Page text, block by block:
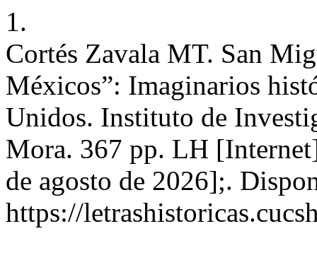
1.
Cortés Zavala MT. San
Méxicos”: Imaginarios
Unidos. Instituto de
Mora. 367 pp. LH
de agosto de 2026];.
https://